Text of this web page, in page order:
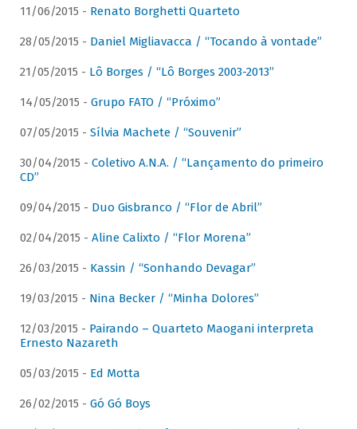
11/06/2015 - Renato Borghetti Quarteto
28/05/2015 - Daniel Migliavacca / “Tocando à vontade”
21/05/2015 - Lô Borges / “Lô Borges 2003-2013”
14/05/2015 - Grupo FATO / “Próximo”
07/05/2015 - Sílvia Machete / “Souvenir”
30/04/2015 - Coletivo A.N.A. / “Lançamento do primeiro
CD”
09/04/2015 - Duo Gisbranco / “Flor de Abril”
02/04/2015 - Aline Calixto / “Flor Morena”
26/03/2015 - Kassin / “Sonhando Devagar”
19/03/2015 - Nina Becker / “Minha Dolores”
12/03/2015 - Pairando – Quarteto Maogani interpreta
Ernesto Nazareth
05/03/2015 - Ed Motta
26/02/2015 - Gó Gó Boys